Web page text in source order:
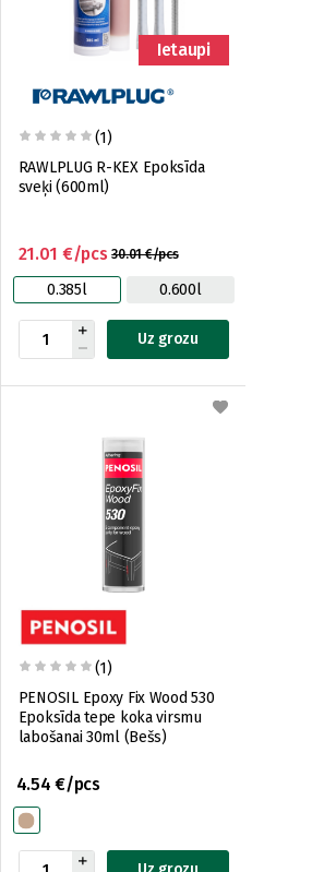
Ietaupi
(1)
RAWLPLUG R-KEX Epoksīda
sveķi (600ml)
30.01 €/pcs
21.01 €/pcs
0.385l 0.600l
Uz grozu
(1)
PENOSIL Epoxy Fix Wood 530
Epoksīda tepe koka virsmu
labošanai 30ml (Bešs)
4.54 €/pcs